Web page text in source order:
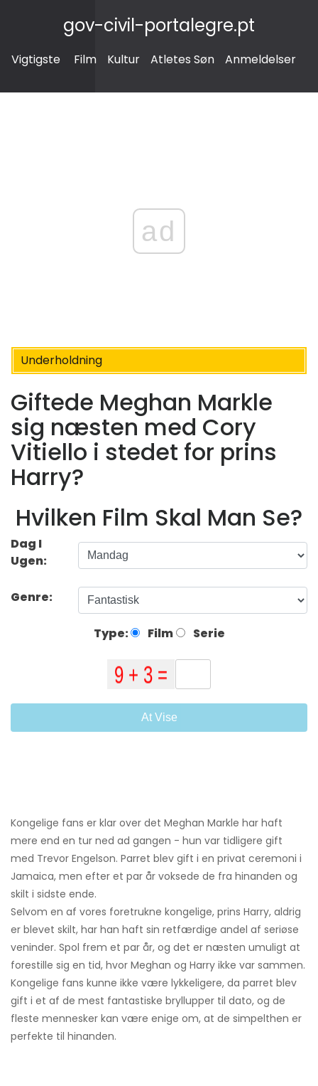
gov-civil-portalegre.pt
Vigtigste Film Kultur Atletes Søn Anmeldelser
ad
Underholdning
Giftede Meghan Markle
sig næsten med Cory
Vitiello i stedet for prins
Harry?
Hvilken Film Skal Man Se?
Dag I
Ugen:
Genre:
Type: Film Serie
At Vise
Kongelige fans er klar over det Meghan Markle har haft
mere end en tur ned ad gangen - hun var tidligere gift
med Trevor Engelson. Parret blev gift i en privat ceremoni i
Jamaica, men efter et par år voksede de fra hinanden og
skilt i sidste ende.
Selvom en af ​​vores foretrukne kongelige, prins Harry, aldrig
er blevet skilt, har han haft sin retfærdige andel af seriøse
veninder. Spol frem et par år, og det er næsten umuligt at
forestille sig en tid, hvor Meghan og Harry ikke var sammen.
Kongelige fans kunne ikke være lykkeligere, da parret blev
gift i et af de mest fantastiske bryllupper til dato, og de
fleste mennesker kan være enige om, at de simpelthen er
perfekte til hinanden.